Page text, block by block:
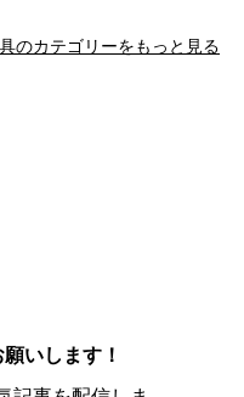
のカテゴリーをもっと見る
いします！